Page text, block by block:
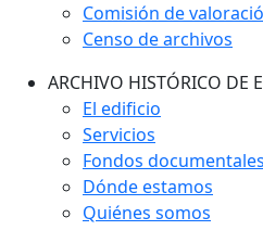
Comisión de
Censo de archivos
ARCHIVO HISTÓRICO DE
El edificio
Servicios
Fondos documentales
Dónde estamos
Quiénes somos